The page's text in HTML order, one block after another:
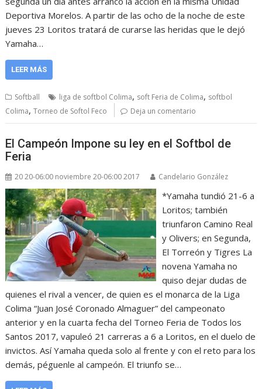
Deportiva Morelos. A partir de las ocho de la noche de este
jueves 23 Loritos tratará de curarse las heridas que le dejó
Yamaha…
LEER MÁS
Softball liga de softbol Colima, soft Feria de Colima, softbol
Colima,Torneo de Softol Feco Deja un comentario
El Campeón Impone su ley en el Softbol de
Feria
20 20-06:00 noviembre 20-06:00 2017 Candelario González
*Yamaha tundió 21-6 a
Loritos; también
triunfaron Camino Real
y Olivers; en Segunda,
El Torreón y Tigres La
novena Yamaha no
quiso dejar dudas de
quienes el rival a vencer, de quien es el monarca de la Liga
Colima “Juan José Coronado Almaguer” del campeonato
anterior y en la cuarta fecha del Torneo Feria de Todos los
Santos 2017, vapuleó 21 carreras a 6 a Loritos, en el duelo de
invictos. Así Yamaha queda solo al frente y con el reto para los
demás, péguenle al campeón. El triunfo se…